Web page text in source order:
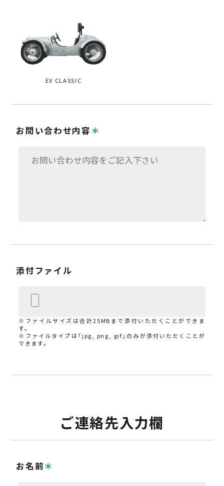
EV CLASSIC
お問い合わせ内容
添付ファイル
※ファイルサイズは合計25MBまで添付いただくことができま
す。
※ファイルタイプは「jpg, png, gif」のみが添付いただくことが
できます。
ご連絡先入力欄
お名前